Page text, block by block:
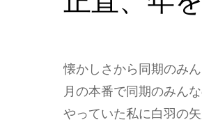
懐かしさから同期のみ
月の本番で同期のみん
やっていた私に白羽の